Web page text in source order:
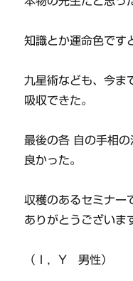
知識とか運命色です
九星術なども、今ま
吸収できた。
最後の各 自の手相
良かった。
収穫のあるセミナー
ありがとうございま
（Ｉ，Y 男性）